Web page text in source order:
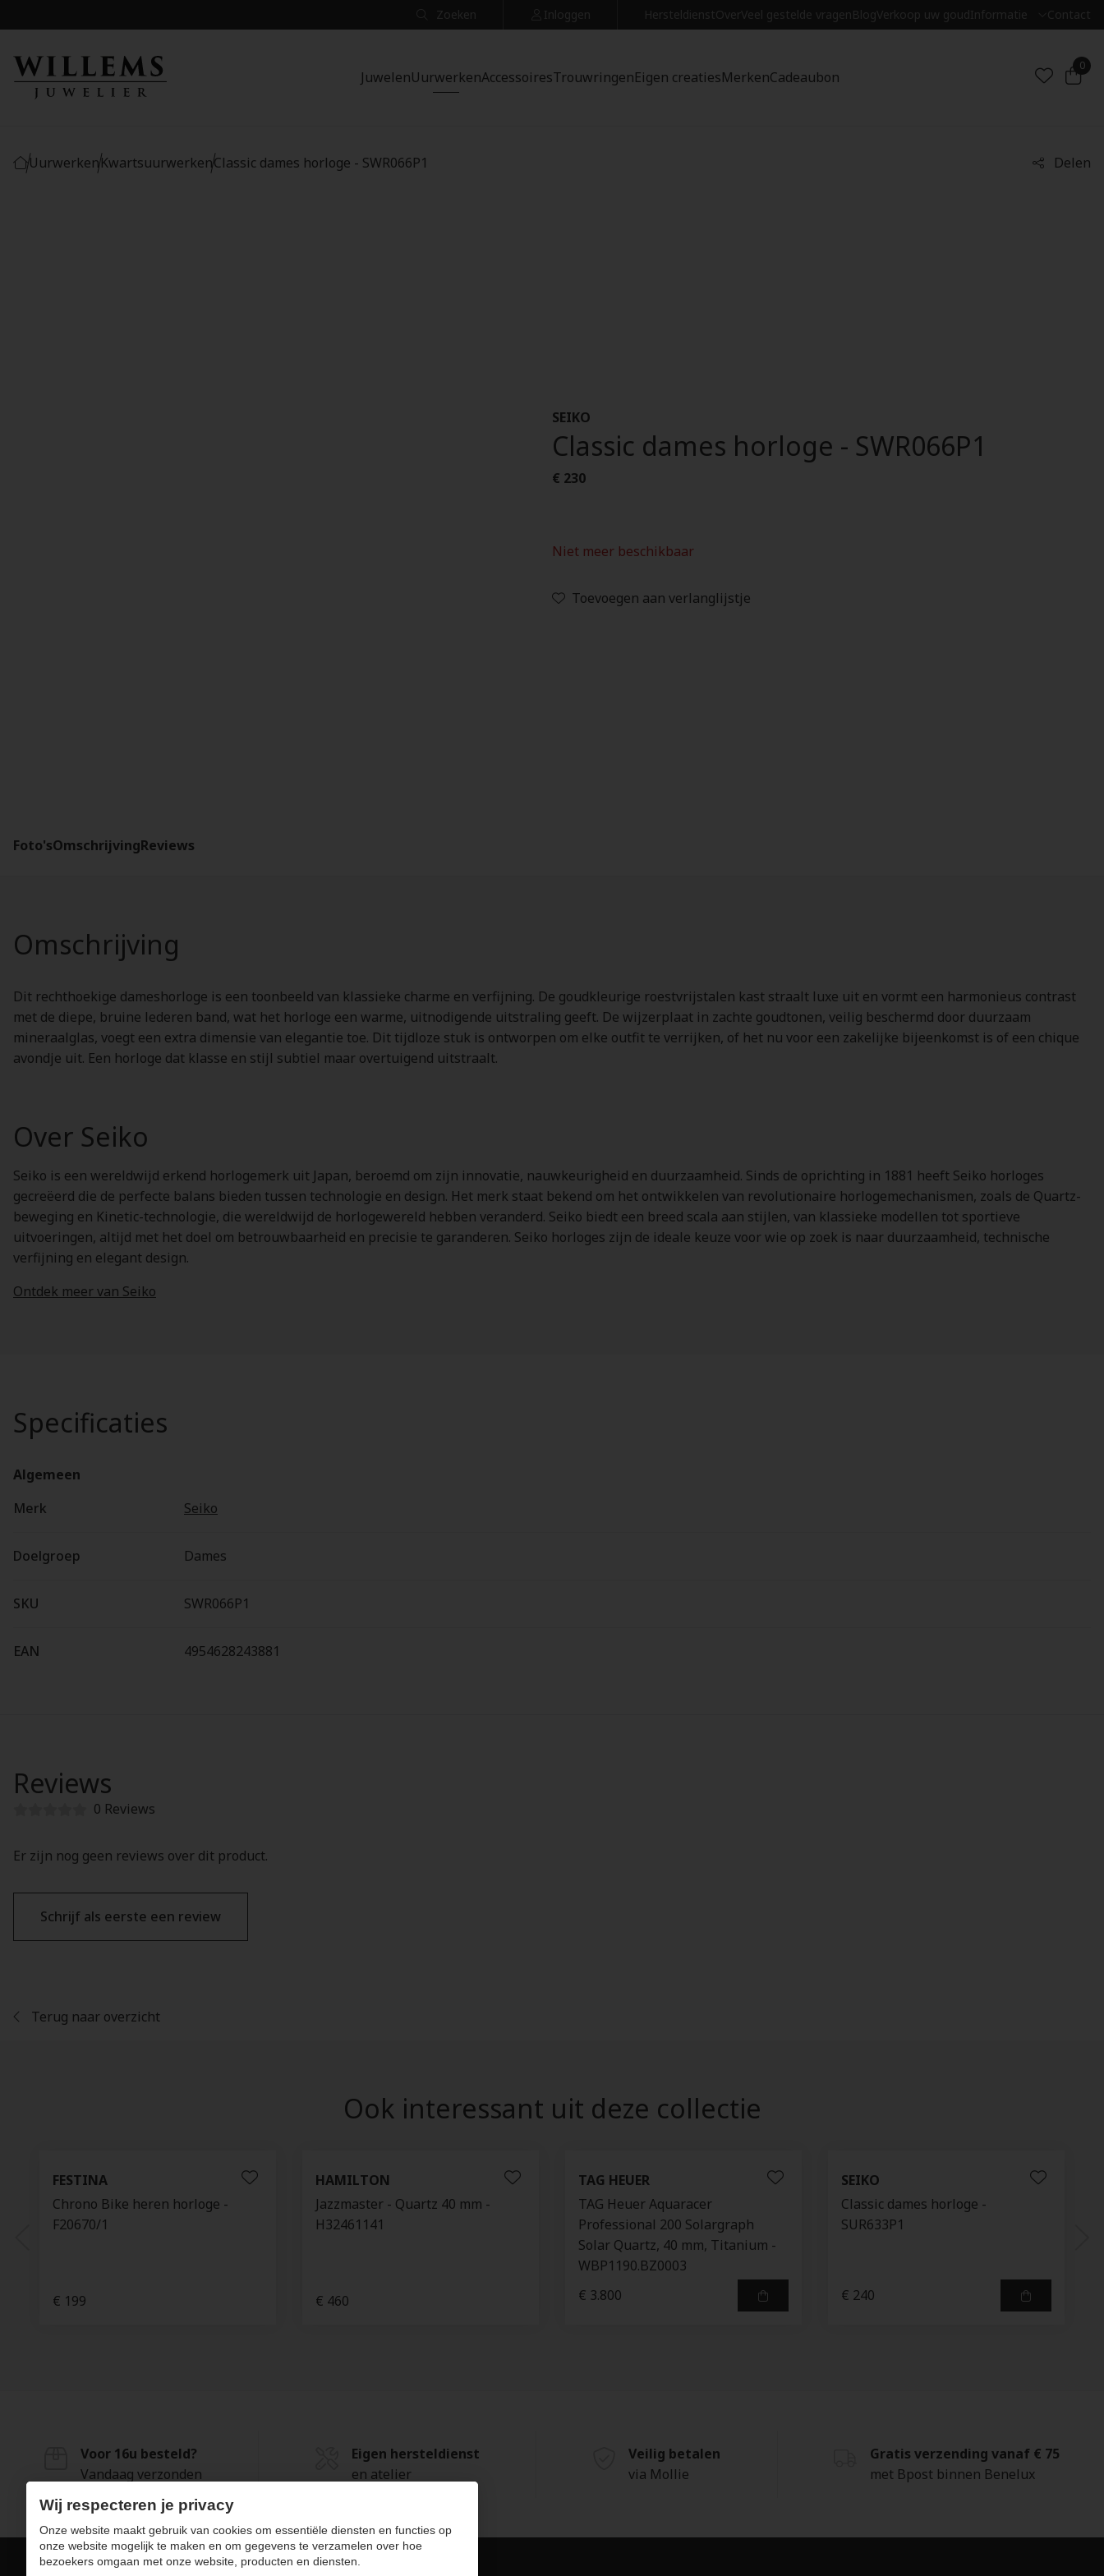
Zoeken Inloggen HersteldienstOverVeel gestelde vragenBlogVerkoop uw goudInformatie Contact
JuwelenUurwerkenAccessoiresTrouwringenEigen creatiesMerkenCadeaubon
0
UurwerkenKwartsuurwerkenClassic dames horloge - SWR066P1 Delen
SEIKO
Classic dames horloge - SWR066P1
€ 230
Niet meer beschikbaar
Toevoegen aan verlanglijstje
Foto'sOmschrijvingReviews
Omschrijving
Dit rechthoekige dameshorloge is een toonbeeld van klassieke charme en verfijning. De goudkleurige roestvrijstalen kast straalt luxe uit en vormt een harmonieus contrast
met de diepe, bruine lederen band, wat het horloge een warme, uitnodigende uitstraling geeft. De wijzerplaat in zachte goudtonen, veilig beschermd door duurzaam
mineraalglas, voegt een extra dimensie van elegantie toe. Dit tijdloze stuk is ontworpen om elke outfit te verrijken, of het nu voor een zakelijke bijeenkomst is of een chique
avondje uit. Een horloge dat klasse en stijl subtiel maar overtuigend uitstraalt.
Over Seiko
Seiko is een wereldwijd erkend horlogemerk uit Japan, beroemd om zijn innovatie, nauwkeurigheid en duurzaamheid. Sinds de oprichting in 1881 heeft Seiko horloges
gecreëerd die de perfecte balans bieden tussen technologie en design. Het merk staat bekend om het ontwikkelen van revolutionaire horlogemechanismen, zoals de Quartz-
beweging en Kinetic-technologie, die wereldwijd de horlogewereld hebben veranderd. Seiko biedt een breed scala aan stijlen, van klassieke modellen tot sportieve
uitvoeringen, altijd met het doel om betrouwbaarheid en precisie te garanderen. Seiko horloges zijn de ideale keuze voor wie op zoek is naar duurzaamheid, technische
verfijning en elegant design.
Ontdek meer van Seiko
Specificaties
Algemeen
Merk
Seiko
Doelgroep Dames
SKU SWR066P1
EAN 4954628243881
Reviews
0 Reviews
Er zijn nog geen reviews over dit product.
Schrijf als eerste een review
Terug naar overzicht
Ook interessant uit deze collectie
FESTINA
Chrono Bike heren horloge -
F20670/1
€ 199
HAMILTON
Jazzmaster - Quartz 40 mm -
H32461141
€ 460
TAG HEUER
TAG Heuer Aquaracer
Professional 200 Solargraph
Solar Quartz, 40 mm, Titanium -
WBP1190.BZ0003
€ 3.800
SEIKO
Classic dames horloge -
SUR633P1
€ 240
Voor 16u besteld?
Vandaag verzonden
Eigen hersteldienst
en atelier
Veilig betalen
via Mollie
Gratis verzending vanaf € 75
met Bpost binnen Benelux
Wij respecteren je privacy
Onze website maakt gebruik van cookies om essentiële diensten en functies op
onze website mogelijk te maken en om gegevens te verzamelen over hoe
bezoekers omgaan met onze website, producten en diensten.